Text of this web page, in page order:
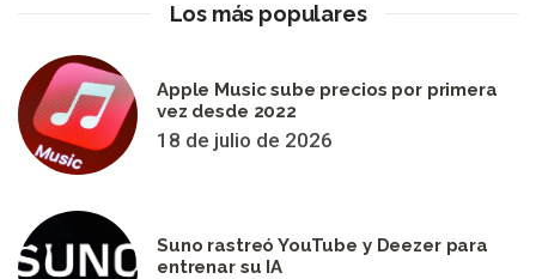
Los más populares
Apple Music sube precios por primera
vez desde 2022
18 de julio de 2026
Suno rastreó YouTube y Deezer para
entrenar su IA